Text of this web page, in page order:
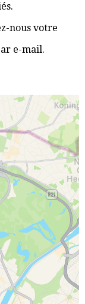
nous votre
e-mail.